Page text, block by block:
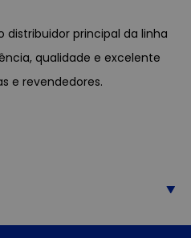
distribuidor principal da linha
qualidade e excelente
e revendedores.